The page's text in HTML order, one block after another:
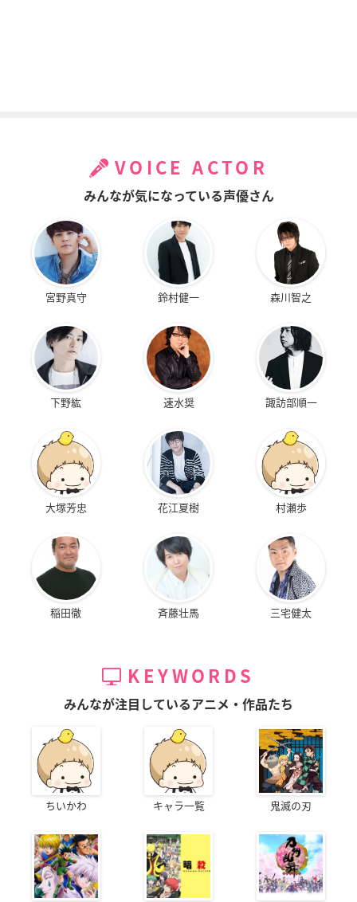
VOICE ACTOR
みんなが気になっている声優さん
宮野真守 鈴村健一 森川智之
下野紘 速水奨 諏訪部順一
大塚芳忠 花江夏樹 村瀬歩
稲田徹 斉藤壮馬 三宅健太
KEYWORDS
みんなが注目しているアニメ・作品たち
ちいかわ キャラ一覧 鬼滅の刃